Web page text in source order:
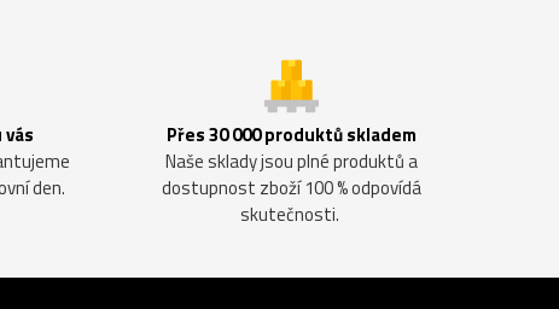
den.
Přes 30 000 produktů skladem
Naše sklady jsou plné produktů a
dostupnost zboží 100 % odpovídá
skutečnosti.